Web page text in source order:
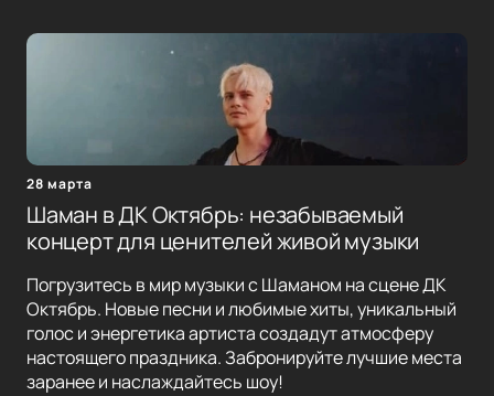
28 марта
Шаман в ДК Октябрь: незабываемый
концерт для ценителей живой музыки
Погрузитесь в мир музыки с Шаманом на сцене ДК
Октябрь. Новые песни и любимые хиты, уникальный
голос и энергетика артиста создадут атмосферу
настоящего праздника. Забронируйте лучшие места
заранее и наслаждайтесь шоу!